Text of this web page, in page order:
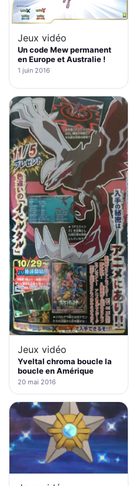
Jeux vidéo
Un code Mew permanent
en Europe et Australie !
1 juin 2016
Jeux vidéo
Yveltal chroma boucle la
boucle en Amérique
20 mai 2016